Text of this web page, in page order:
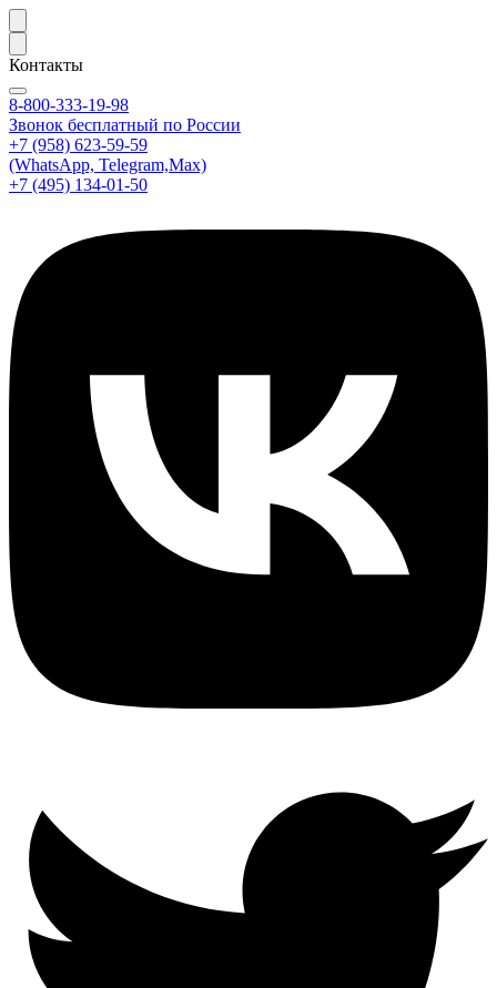
Контакты
8-800-333-19-98
Звонок бесплатный по России
+7 (958) 623-59-59
(WhatsApp, Telegram,Max)
+7 (495) 134-01-50